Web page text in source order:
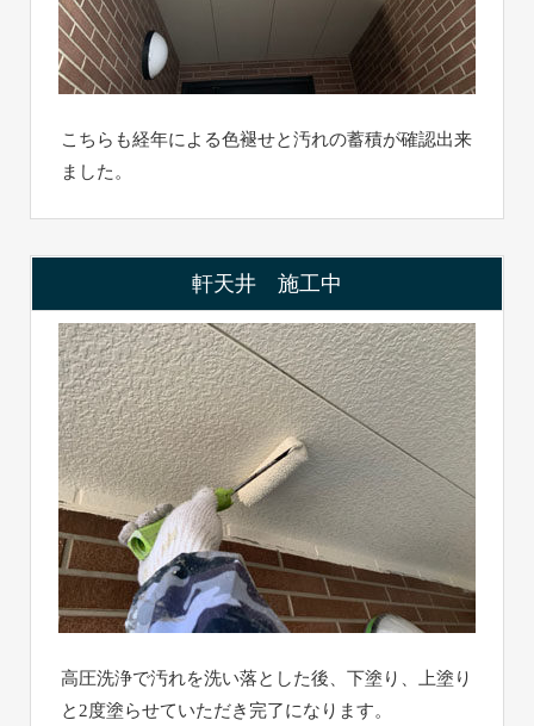
こちらも経年による色褪せと汚れの蓄積が確認出来
ました。
軒天井 施工中
高圧洗浄で汚れを洗い落とした後、下塗り、上塗り
と2度塗らせていただき完了になります。